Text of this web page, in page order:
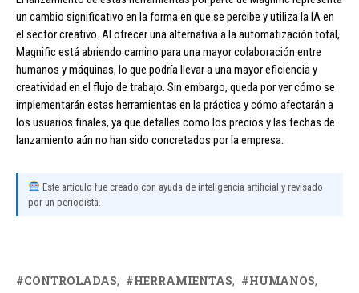
un cambio significativo en la forma en que se percibe y utiliza la IA en
el sector creativo. Al ofrecer una alternativa a la automatización total,
Magnific está abriendo camino para una mayor colaboración entre
humanos y máquinas, lo que podría llevar a una mayor eficiencia y
creatividad en el flujo de trabajo. Sin embargo, queda por ver cómo se
implementarán estas herramientas en la práctica y cómo afectarán a
los usuarios finales, ya que detalles como los precios y las fechas de
lanzamiento aún no han sido concretados por la empresa.
Este artículo fue creado con ayuda de inteligencia artificial y revisado
por un periodista.
CONTROLADAS HERRAMIENTAS
HUMANOS